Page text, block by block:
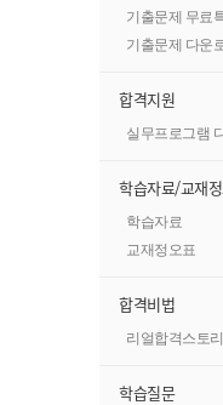
기출문제 무료
기출문제 다운
합격지원
실무프로그램
학습자료/교재
학습자료
교재정오표
합격비법
리얼합격스토리
학습질문